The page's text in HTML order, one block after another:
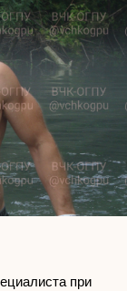
при